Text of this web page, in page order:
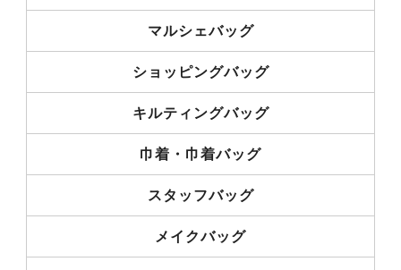
マルシェバッグ
ショッピングバッグ
キルティングバッグ
巾着・巾着バッグ
スタッフバッグ
メイクバッグ